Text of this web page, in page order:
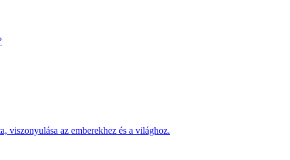
viszonyulása az emberekhez és a világhoz.